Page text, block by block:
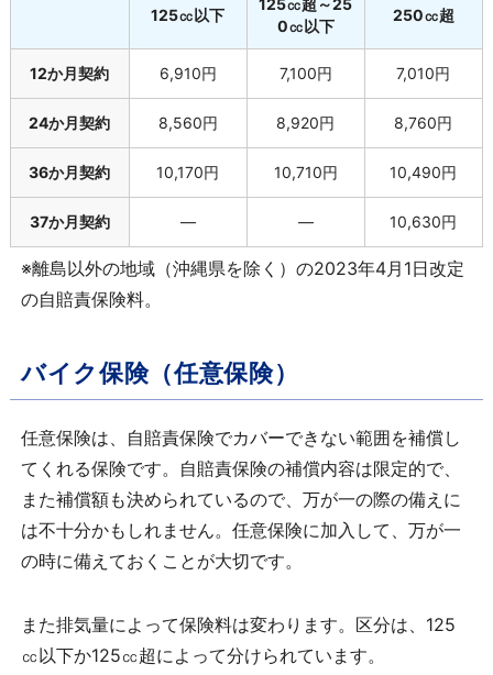
125㏄以下
125㏄超～25
0㏄以下
250㏄超
12か月契約 6,910円 7,100円 7,010円
24か月契約 8,560円 8,920円 8,760円
36か月契約 10,170円 10,710円 10,490円
37か月契約 ― ― 10,630円
※離島以外の地域（沖縄県を除く）の2023年4月 1日改定
の自賠責保険料。
バイク保険（任意保険）
任意保険は、自賠責保険でカバーできない範囲を補償し
てくれる保険です。自賠責保険の補償内容は限定的で、
また補償額も決められているので、万が一の際の備えに
は不十分かもしれません。任意保険に加入して、万が一
の時に備えておくことが大切です。
また排気量によって保険料は変わります。区分は、 125
㏄以下か125㏄超によって分けられています。